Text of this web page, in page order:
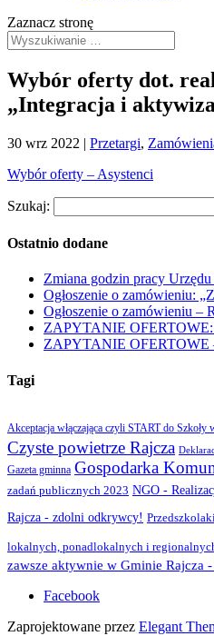
Zaznacz stronę
Wybór oferty dot.
„Integracja i
30 wrz 2022 | Przetargi,
Wybór oferty – Asystenci
Szukaj:
Ostatnio dodane
Zmiana godzin pracy
Ogłoszenie o zamówieniu:
Ogłoszenie o zamówieniu –
ZAPYTANIE OFERTOWE:
ZAPYTANIE OFERTOWE
Tagi
Akceptacja włączająca czyli START do Szkoły
Czyste powietrze Rajcza
Gazeta gminna Gospodarka
zadań publicznych 2023 NGO -
Rajcza - zdolni odkrywcy!
lokalnych, ponadlokalnych i
zawsze aktywnie w Gminie Rajcza
Facebook
Zaprojektowane przez Elegant